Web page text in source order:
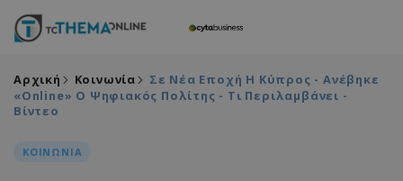
Αρχική Κοινωνία
Σε Νέα Εποχή Η Κύπρος - Ανέβηκε
«online» Ο Ψηφιακός Πολίτης - Τι Περιλαμβάνει -
Βίντεο
ΚΟΙΝΩΝΙΑ